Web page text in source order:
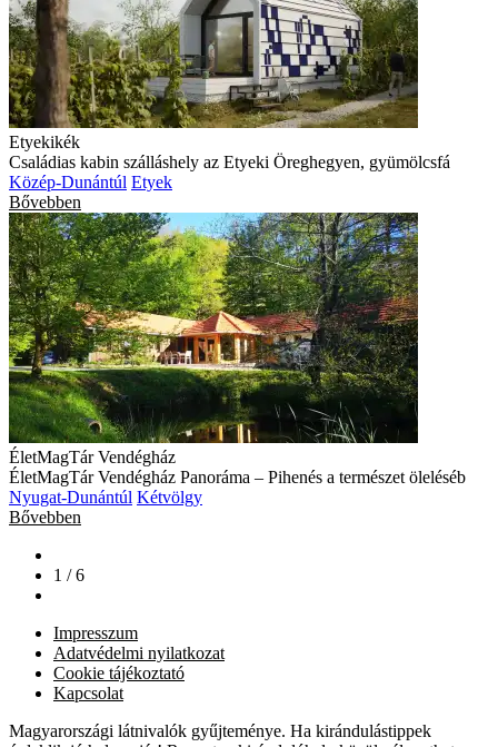
Etyekikék
Családias kabin szálláshely az Etyeki Öreghegyen, gyümölcsfá
Közép-Dunántúl Etyek
Bővebben
ÉletMagTár Vendégház
ÉletMagTár Vendégház Panoráma – Pihenés a természet öleléséb
Nyugat-Dunántúl Kétvölgy
Bővebben
1 / 6
Impresszum
Adatvédelmi nyilatkozat
Cookie tájékoztató
Kapcsolat
Magyarországi látnivalók gyűjteménye. Ha kirándulástippek